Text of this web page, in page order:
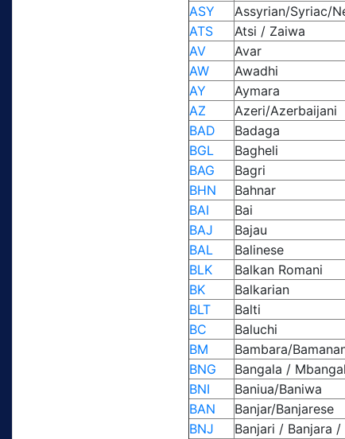
ASY
Assyrian/Syriac/
ATS
Atsi / Zaiwa
AV
Avar
AW
Awadhi
AY
Aymara
AZ
Azeri/Azerbaijani
BAD
Badaga
BGL
Bagheli
BAG
Bagri
BHN
Bahnar
BAI
Bai
BAJ
Bajau
BAL
Balinese
BLK
Balkan Romani
BK
Balkarian
BLT
Balti
BC
Baluchi
BM
Bambara/
BNG
Bangala /
BNI
Baniua/Baniwa
BAN
Banjar/Banjarese
BNJ
Banjari / Banjara